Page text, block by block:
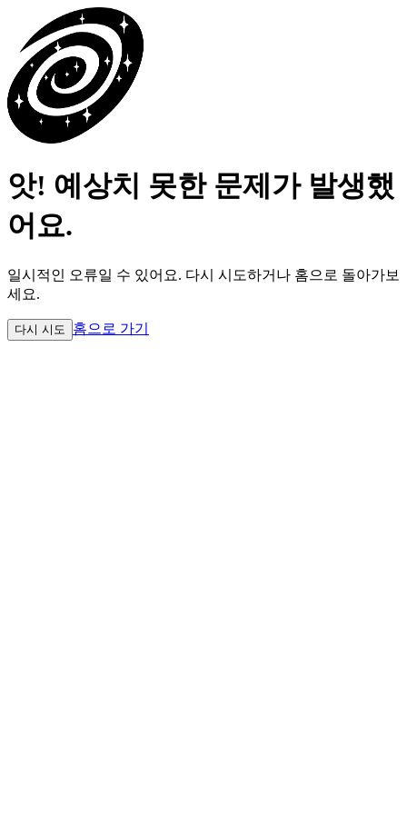
앗! 예상치 못한 문제가 발생했
어요.
일시적인 오류일 수 있어요. 다시 시도하거나 홈으로 돌아가보
세요.
다시 시도 홈으로 가기